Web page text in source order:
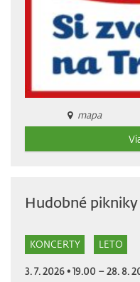
mapa
Hudobné
KONCERTY LETO
3. 7. 2026 • 19.00 – 28. 8.